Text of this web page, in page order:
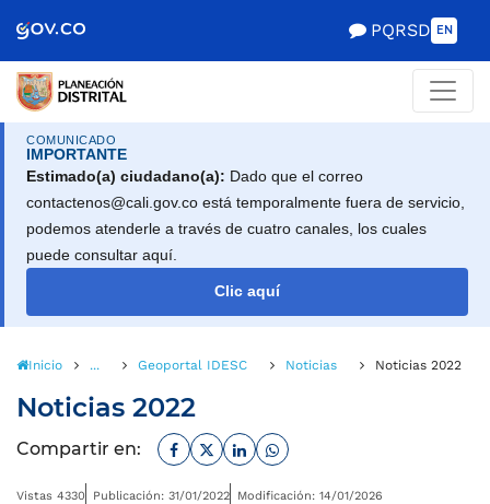
de Gobierno
PQRSD EN
COMUNICADO
IMPORTANTE
Estimado(a) ciudadano(a): Dado que el correo
contactenos@cali.gov.co está temporalmente fuera de servicio,
podemos atenderle a través de cuatro canales, los cuales
puede consultar aquí.
Clic aquí
Inicio ... Geoportal IDESC Noticias Noticias 2022
Noticias 2022
Compartir en: Facebook
TwitterLinkedinWhatsapp
Vistas 4330 Publicación: 31/01/2022 Modificación: 14/01/2026